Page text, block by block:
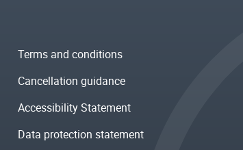
Terms and conditions
Cancellation guidance
Accessibility Statement
Data protection statement